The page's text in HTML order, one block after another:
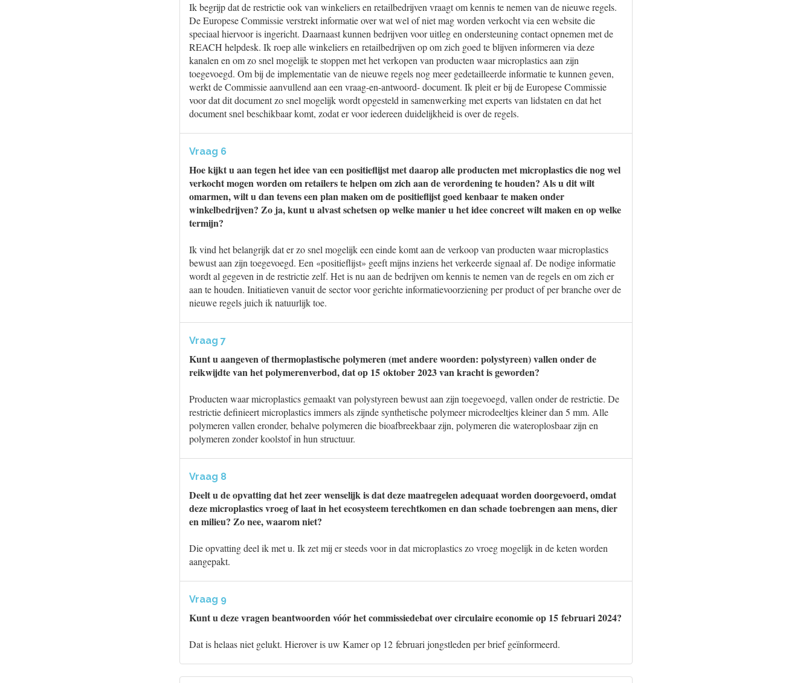
Ik begrijp dat de restrictie ook van winkeliers en retailbedrijven vraagt om kennis te nemen van de nieuwe regels.
De Europese Commissie verstrekt informatie over wat wel of niet mag worden verkocht via een website die
speciaal hiervoor is ingericht. Daarnaast kunnen bedrijven voor uitleg en ondersteuning contact opnemen met de
REACH helpdesk. Ik roep alle winkeliers en retailbedrijven op om zich goed te blijven informeren via deze
kanalen en om zo snel mogelijk te stoppen met het verkopen van producten waar microplastics aan zijn
toegevoegd. Om bij de implementatie van de nieuwe regels nog meer gedetailleerde informatie te kunnen geven,
werkt de Commissie aanvullend aan een vraag-en-antwoord- document. Ik pleit er bij de Europese Commissie
voor dat dit document zo snel mogelijk wordt opgesteld in samenwerking met experts van lidstaten en dat het
document snel beschikbaar komt, zodat er voor iedereen duidelijkheid is over de regels.
Vraag 6
Hoe kijkt u aan tegen het idee van een positieflijst met daarop alle producten met microplastics die nog wel
verkocht mogen worden om retailers te helpen om zich aan de verordening te houden? Als u dit wilt
omarmen, wilt u dan tevens een plan maken om de positieflijst goed kenbaar te maken onder
winkelbedrijven? Zo ja, kunt u alvast schetsen op welke manier u het idee concreet wilt maken en op welke
termijn?
Ik vind het belangrijk dat er zo snel mogelijk een einde komt aan de verkoop van producten waar microplastics
bewust aan zijn toegevoegd. Een «positieflijst» geeft mijns inziens het verkeerde signaal af. De nodige informatie
wordt al gegeven in de restrictie zelf. Het is nu aan de bedrijven om kennis te nemen van de regels en om zich er
aan te houden. Initiatieven vanuit de sector voor gerichte informatievoorziening per product of per branche over de
nieuwe regels juich ik natuurlijk toe.
Vraag 7
Kunt u aangeven of thermoplastische polymeren (met andere woorden: polystyreen) vallen onder de
reikwijdte van het polymerenverbod, dat op 15 oktober 2023 van kracht is geworden?
Producten waar microplastics gemaakt van polystyreen bewust aan zijn toegevoegd, vallen onder de restrictie. De
restrictie definieert microplastics immers als zijnde synthetische polymeer microdeeltjes kleiner dan 5 mm. Alle
polymeren vallen eronder, behalve polymeren die bioafbreekbaar zijn, polymeren die wateroplosbaar zijn en
polymeren zonder koolstof in hun structuur.
Vraag 8
Deelt u de opvatting dat het zeer wenselijk is dat deze maatregelen adequaat worden doorgevoerd, omdat
deze microplastics vroeg of laat in het ecosysteem terechtkomen en dan schade toebrengen aan mens, dier
en milieu? Zo nee, waarom niet?
Die opvatting deel ik met u. Ik zet mij er steeds voor in dat microplastics zo vroeg mogelijk in de keten worden
aangepakt.
Vraag 9
Kunt u deze vragen beantwoorden vóór het commissiedebat over circulaire economie op 15 februari 2024?
Dat is helaas niet gelukt. Hierover is uw Kamer op 12 februari jongstleden per brief geïnformeerd.